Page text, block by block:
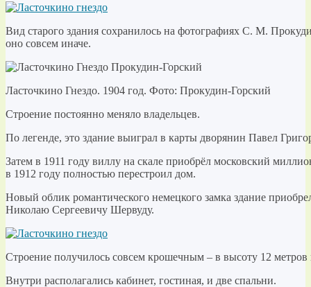
Вид старого здания сохранилось на фотографиях С. М.
оно совсем иначе.
Ласточкино Гнездо. 1904 год. Фото: Прокудин-Горский
Строение постоянно меняло владельцев.
По легенде, это здание выиграл в карты дворянин Павел
Затем в 1911 году виллу на скале приобрёл московский
в 1912 году полностью перестроил дом.
Новый облик романтического немецкого замка здание
Николаю Сергеевичу Шервуду.
Строение получилось совсем крошечным – в высоту 12 метров
Внутри располагались кабинет, гостиная, и две спальни.